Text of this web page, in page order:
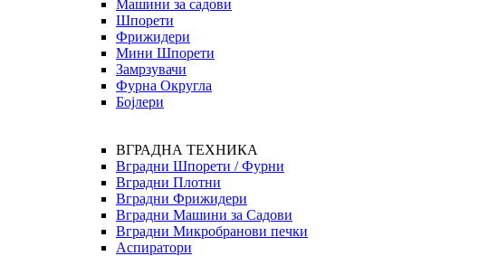
Машини за садови
Шпорети
Фрижидери
Мини Шпорети
Замрзувачи
Фурна Округла
Бојлери
ВГРАДНА ТЕХНИКА
Вградни Шпорети / Фурни
Вградни Плотни
Вградни Фрижидери
Вградни Машини за Садови
Вградни Микробранови печки
Аспиратори